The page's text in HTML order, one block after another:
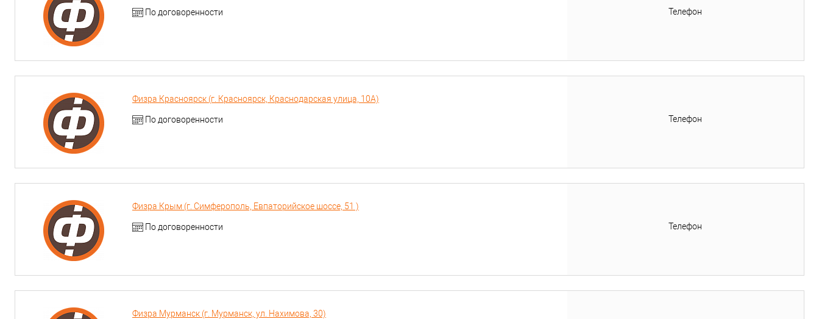
По договоренности Телефон
Физра Красноярск (г. Красноярск, Краснодарская улица, 10А)
По договоренности Телефон
Физра Крым (г. Симферополь, Евпаторийское шоссе, 51 )
По договоренности Телефон
Физра Мурманск (г. Мурманск, ул. Нахимова, 30)